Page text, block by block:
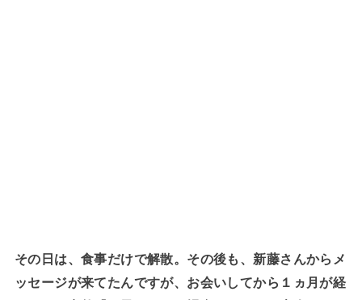
その日は、食事だけで解散。その後も、新藤さんからメ
ッセージが来てたんですが、お会いしてから１ヵ月が経